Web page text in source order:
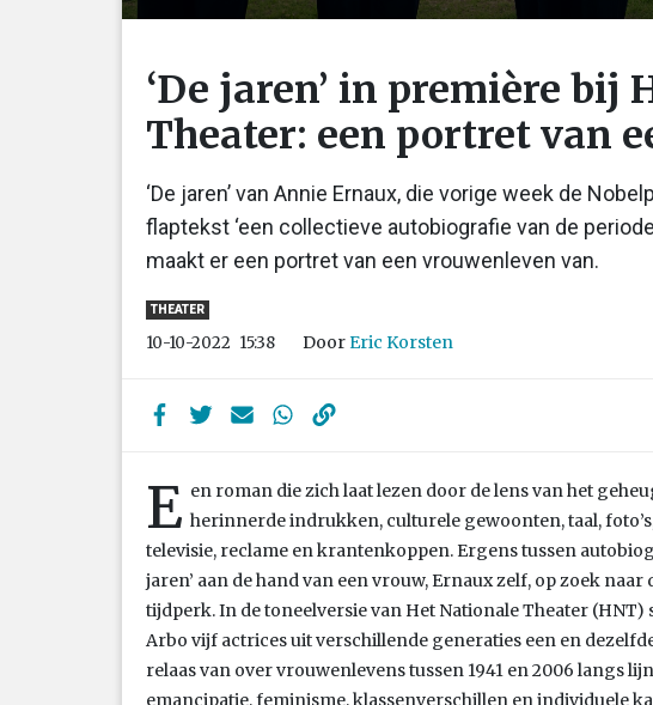
‘De jaren’ in première bij
Theater: een portret van
‘De jaren’ van Annie Ernaux, die vorige week de
flaptekst ‘een collectieve autobiografie van de
maakt er een portret van een vrouwenleven van.
THEATER
10-10-2022 15:38 DoorEric Korsten
E en roman die zich laat lezen door de lens van het
herinnerde indrukken, culturele gewoonten, taal,
televisie, reclame en krantenkoppen. Ergens tussen
jaren’ aan de hand van een vrouw, Ernaux zelf, op zoek
tijdperk. In de toneelversie van Het Nationale Theater (HNT)
Arbo vijf actrices uit verschillende generaties een en
relaas van over vrouwenlevens tussen 1941 en 2006 langs
emancipatie, feminisme, klassenverschillen en individuele